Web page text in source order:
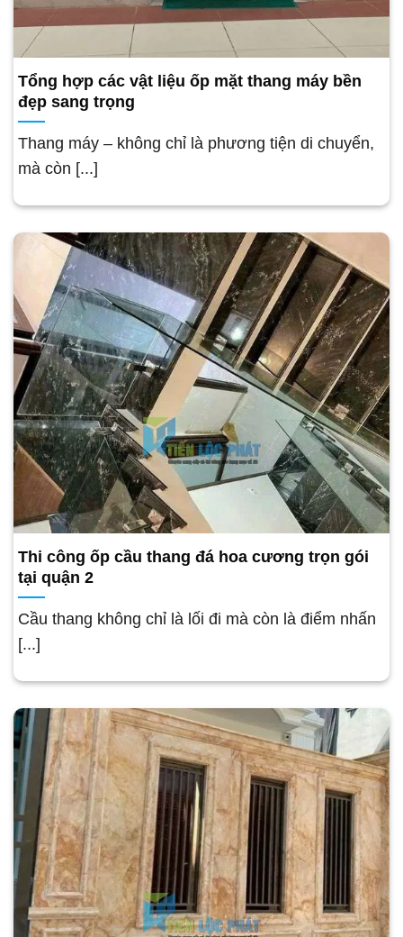
Tổng hợp các vật liệu ốp mặt thang máy bền
đẹp sang trọng
Thang máy – không chỉ là phương tiện di chuyển,
mà còn [...]
Thi công ốp cầu thang đá hoa cương trọn gói
tại quận 2
Cầu thang không chỉ là lối đi mà còn là điểm nhấn
[...]